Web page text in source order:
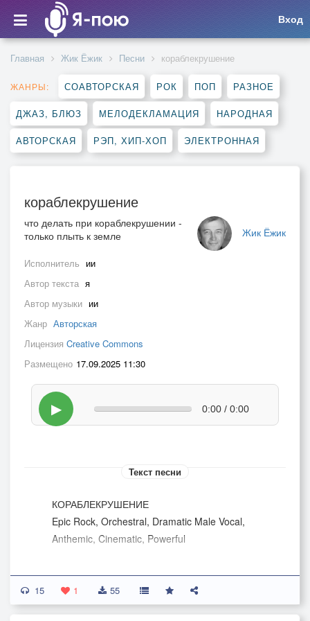
Вход
Главная Жик Ёжик Песни кораблекрушение
ЖАНРЫ: СОАВТОРСКАЯ РОК ПОП РАЗНОЕ
ДЖАЗ, БЛЮЗ МЕЛОДЕКЛАМАЦИЯ НАРОДНАЯ
АВТОРСКАЯ РЭП, ХИП-ХОП ЭЛЕКТРОННАЯ
кораблекрушение
Жик Ёжик
что делать при кораблекрушении -
только плыть к земле
Исполнитель ии
Автор текста я
Автор музыки ии
Жанр Авторская
Лицензия Creative Commons
Размещено 17.09.2025 11:30
▶ 0:00 / 0:00
Текст песни
КОРАБЛЕКРУШЕНИЕ
Epic Rock, Orchestral, Dramatic Male Vocal,
Anthemic, Cinematic, Powerful
[Dramatic Intro]
[Orchestral Build]
15 1 55